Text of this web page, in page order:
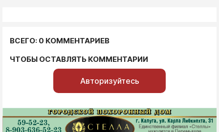
ВСЕГО: 0 КОММЕНТАРИЕВ
ЧТОБЫ ОСТАВЛЯТЬ КОММЕНТАРИИ
Авторизуйтесь